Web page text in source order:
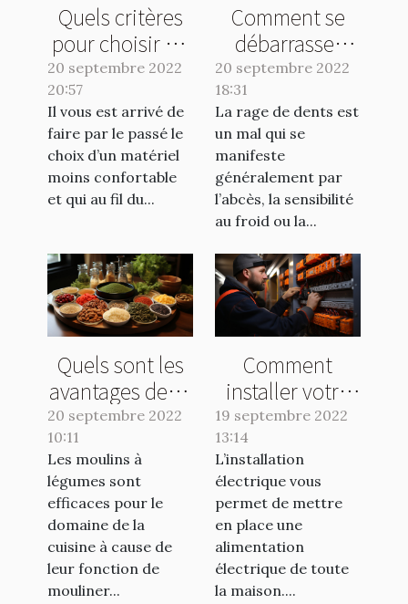
Quels critères
pour choisir un
bon matelas ?
20 septembre 2022
20:57
Il vous est arrivé de
faire par le passé le
choix d’un matériel
moins confortable
et qui au fil du...
Comment se
débarrasser
d'une rage de
20 septembre 2022
18:31
La rage de dents est
un mal qui se
manifeste
généralement par
l’abcès, la sensibilité
au froid ou la...
Quels sont les
avantages de se
servir d’un bon
légumes ?
20 septembre 2022
10:11
Les moulins à
légumes sont
efficaces pour le
domaine de la
cuisine à cause de
leur fonction de
mouliner...
Comment
installer votre
type
d’électricité
domestique ?
19 septembre 2022
13:14
L’installation
électrique vous
permet de mettre
en place une
alimentation
électrique de toute
la maison....